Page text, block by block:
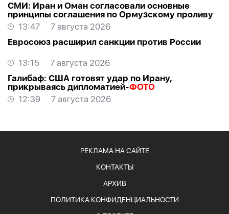
СМИ: Иран и Оман согласовали основные
принципы соглашения по Ормузскому проливу
13:47
7 августа 2026
Евросоюз расширил санкции против России
13:15
7 августа 2026
Галибаф: США готовят удар по Ирану,
прикрываясь дипломатией-ФОТО
12:39
7 августа 2026
РЕКЛАМА НА САЙТЕ
КОНТАКТЫ
АРХИВ
ПОЛИТИКА КОНФИДЕНЦИАЛЬНОСТИ